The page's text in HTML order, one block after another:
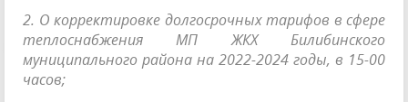
2. О корректировке долгосрочных тарифов в сфере
теплоснабжения МП ЖКХ Билибинского
муниципального района на 2022-2024 годы, в 15-00
часов;